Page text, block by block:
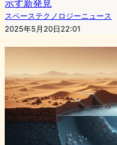
示す新発見
スペーステクノロジーニュース
2025年5月20日22:01